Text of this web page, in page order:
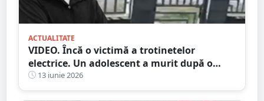
ACTUALITATE
VIDEO. Încă o victimă a trotinetelor
electrice. Un adolescent a murit după o
lună pe patul de la ATI
13 iunie 2026